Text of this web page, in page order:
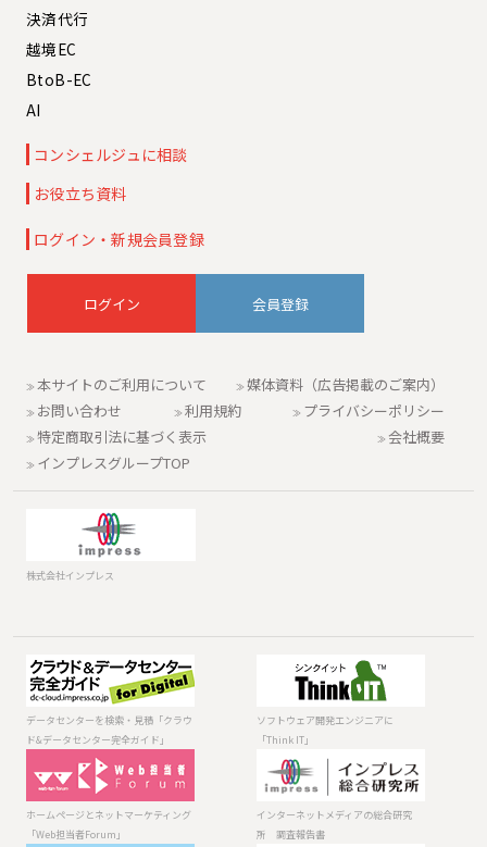
決済代行
越境EC
BtoB-EC
AI
コンシェルジュに相談
お役立ち資料
ログイン・新規会員登録
会員登録
本サイトのご利用について
媒体資料（広告掲載のご案内）
お問い合わせ
利用規約
プライバシーポリシー
特定商取引法に基づく表示
会社概要
インプレスグループTOP
株式会社インプレス
データセンター
を検索・見積
「クラウド&デー
タセンター完全
ソフトウェア開
発エンジニアに
「Think IT」
ホームページと
ネットマーケテ
ィング「Web担
当者Forum」
インターネット
メディアの総合
研究所 調査報
データセンターを検索・見積「クラウ
ド&データセンター完全ガイド」
ソフトウェア開発エンジニアに
「Think IT」
ホームページとネットマーケティング
「Web担当者Forum」
インターネットメディアの総合研究
所 調査報告書